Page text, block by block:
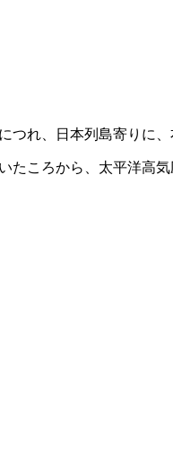
れ、日本列島寄りに、
ころから、太平洋高